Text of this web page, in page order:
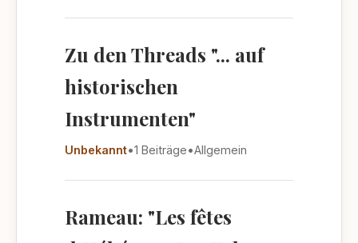
Zu den Threads "... auf
historischen
Instrumenten"
Unbekannt•1 Beiträge•Allgemein
Rameau: "Les fêtes